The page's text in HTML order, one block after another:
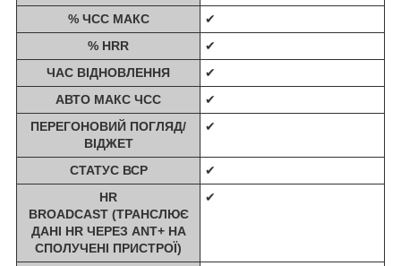
% ЧСС МАКС
✔
% HRR
✔
ЧАС ВІДНОВЛЕННЯ
✔
АВТО МАКС ЧСС
✔
ПЕРЕГОНОВИЙ ПОГЛЯД/
ВІДЖЕТ
✔
СТАТУС ВСР
✔
HR
BROADCAST (ТРАНСЛЮЄ
ДАНІ HR ЧЕРЕЗ ANT+ НА
СПОЛУЧЕНІ ПРИСТРОЇ)
✔